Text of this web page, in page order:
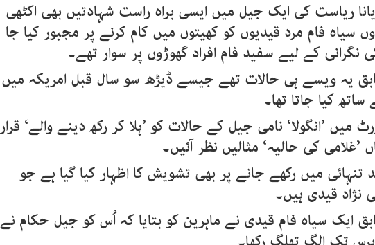
ریاست کی ایک جیل میں ایسی براہ راست شہادتیں بھی اکٹھی
سیاہ فام مرد قیدیوں کو کھیتوں میں کام کرنے پر مجبور کیا جا
کی نگرانی کے لیے سفید فام افراد گھوڑوں پر سوار تھے۔
یہ ویسے ہی حالات تھے جیسے ڈیڑھ سو سال قبل امریکہ میں
کیا جاتا تھا۔
میں ’انگولا‘ نامی جیل کے حالات کو ’ہلا کر رکھ دینے والے‘ قرار
’غلامی کی حالیہ‘ مثالیں نظر آئیں۔
تنہائی میں رکھے جانے پر بھی تشویش کا اظہار کیا گیا ہے جو
نژاد قیدی ہیں۔
ایک سیاہ فام قیدی نے ماہرین کو بتایا کہ اُس کو جیل حکام نے